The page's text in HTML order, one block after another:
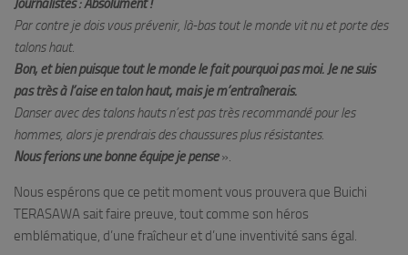
Journalistes : Absolument !
Par contre je dois vous prévenir, là-bas tout le monde vit nu et porte des
talons haut.
Bon, et bien puisque tout le monde le fait pourquoi pas moi. Je ne suis
pas très à l’aise en talon haut, mais je m’entraînerais.
Danser avec des talons hauts n’est pas très recommandé pour les
hommes, alors je prendrais des chaussures plus résistantes.
Nous ferions une bonne équipe je pense».
Nous espérons que ce petit moment vous prouvera que Buichi
TERASAWA sait faire preuve, tout comme son héros
emblématique, d’une fraîcheur et d’une inventivité sans égal.